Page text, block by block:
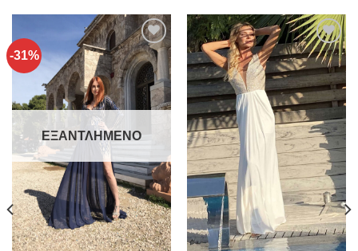
-31%
Add to
wishlist
ΕΞΑΝΤΛΗΜΈΝΟ
Add to
wishlist